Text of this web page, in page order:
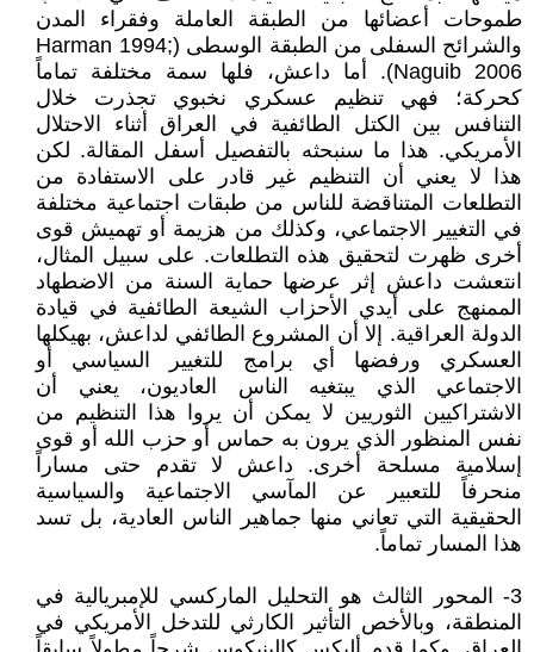
طموحات أعضائها من الطبقة العاملة وفقراء المدن
والشرائح السفلى من الطبقة الوسطى (Harman 1994;
Naguib 2006). أما داعش، فلها سمة مختلفة تماماً
كحركة؛ فهي تنظيم عسكري نخبوي تجذرت خلال
التنافس بين الكتل الطائفية في العراق أثناء الاحتلال
الأمريكي. هذا ما سنبحثه بالتفصيل أسفل المقالة. لكن
هذا لا يعني أن التنظيم غير قادر على الاستفادة من
التطلعات المتناقضة للناس من طبقات اجتماعية مختلفة
في التغيير الاجتماعي، وكذلك من هزيمة أو تهميش قوى
أخرى ظهرت لتحقيق هذه التطلعات. على سبيل المثال،
انتعشت داعش إثر عرضها حماية السنة من الاضطهاد
الممنهج على أيدي الأحزاب الشيعة الطائفية في قيادة
الدولة العراقية. إلا أن المشروع الطائفي لداعش، بهيكلها
العسكري ورفضها أي برامج للتغيير السياسي أو
الاجتماعي الذي يبتغيه الناس العاديون، يعني أن
الاشتراكيين الثوريين لا يمكن أن يروا هذا التنظيم من
نفس المنظور الذي يرون به حماس أو حزب الله أو قوى
إسلامية مسلحة أخرى. داعش لا تقدم حتى مساراً
منحرفاً للتعبير عن المآسي الاجتماعية والسياسية
الحقيقية التي تعاني منها جماهير الناس العادية، بل تسد
هذا المسار تماماً.
3- المحور الثالث هو التحليل الماركسي للإمبريالية في
المنطقة، وبالأخص التأثير الكارثي للتدخل الأمريكي في